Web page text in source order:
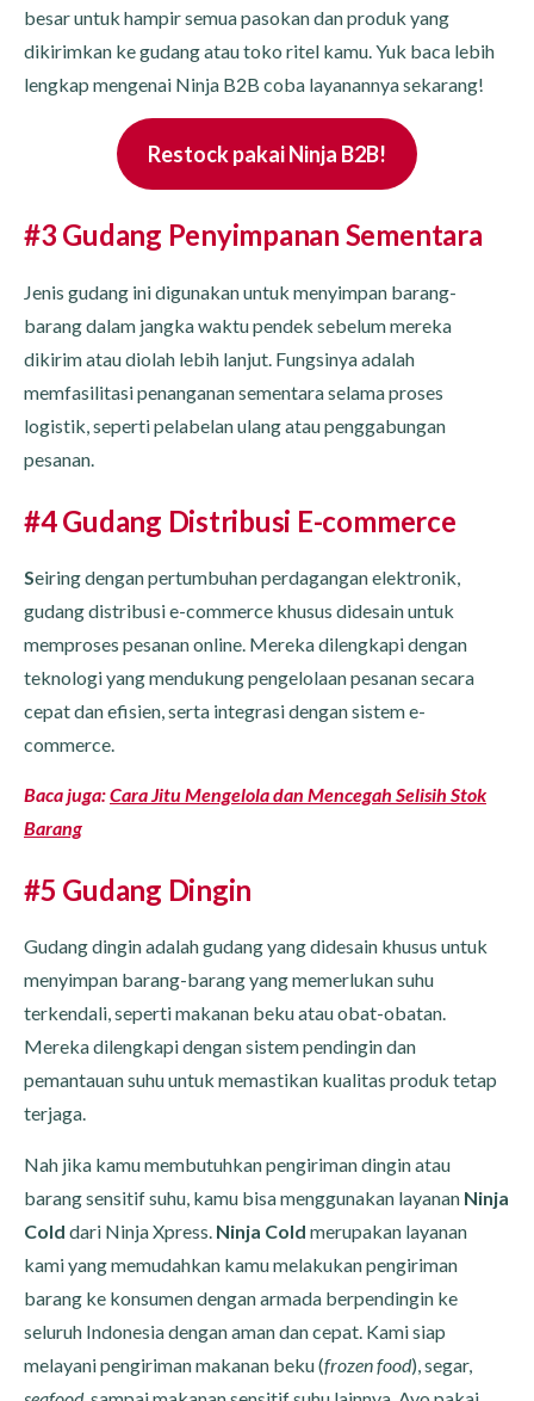
besar untuk hampir semua pasokan dan produk yang
dikirimkan ke gudang atau toko ritel kamu. Yuk baca lebih
lengkap mengenai Ninja B2B coba layanannya sekarang!
Restock pakai Ninja B2B!
#3 Gudang Penyimpanan Sementara
Jenis gudang ini digunakan untuk menyimpan barang-
barang dalam jangka waktu pendek sebelum mereka
dikirim atau diolah lebih lanjut. Fungsinya adalah
memfasilitasi penanganan sementara selama proses
logistik, seperti pelabelan ulang atau penggabungan
pesanan.
#4 Gudang Distribusi E-commerce
Seiring dengan pertumbuhan perdagangan elektronik,
gudang distribusi e-commerce khusus didesain untuk
memproses pesanan online. Mereka dilengkapi dengan
teknologi yang mendukung pengelolaan pesanan secara
cepat dan efisien, serta integrasi dengan sistem e-
commerce.
Baca juga:Cara Jitu Mengelola dan Mencegah Selisih Stok
Barang
#5 Gudang Dingin
Gudang dingin adalah gudang yang didesain khusus untuk
menyimpan barang-barang yang memerlukan suhu
terkendali, seperti makanan beku atau obat-obatan.
Mereka dilengkapi dengan sistem pendingin dan
pemantauan suhu untuk memastikan kualitas produk tetap
terjaga.
Nah jika kamu membutuhkan pengiriman dingin atau
barang sensitif suhu, kamu bisa menggunakan layanan Ninja
Cold dari Ninja Xpress. Ninja Cold merupakan layanan
kami yang memudahkan kamu melakukan pengiriman
barang ke konsumen dengan armada berpendingin ke
seluruh Indonesia dengan aman dan cepat. Kami siap
melayani pengiriman makanan beku (frozen food), segar,